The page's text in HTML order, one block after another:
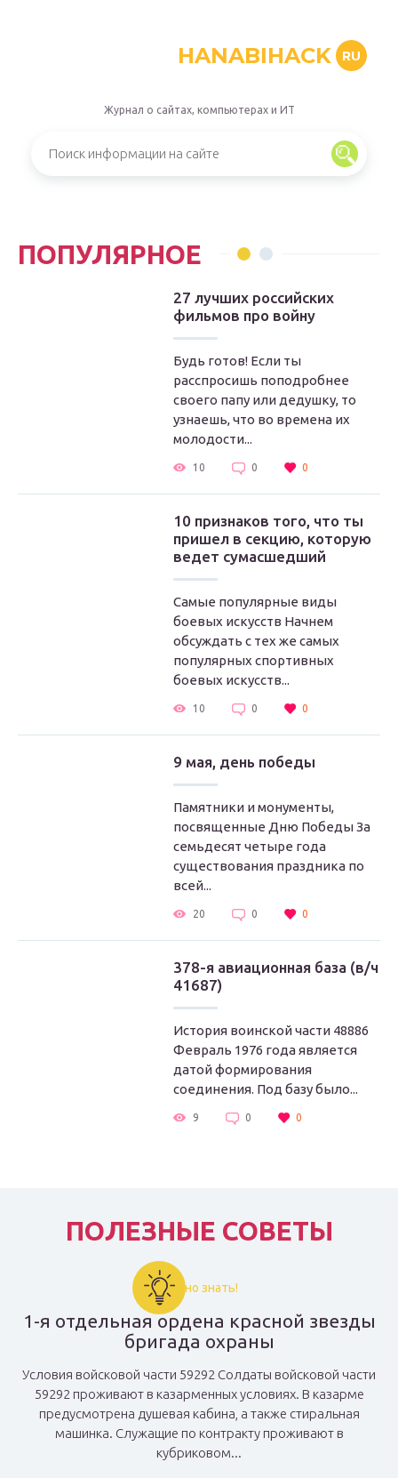
HANABIHACK RU
Журнал о сайтах, компьютерах и ИТ
ПОПУЛЯРНОЕ
27 лучших российских
фильмов про войну
Будь готов! Если ты
расспросишь поподробнее
своего папу или дедушку, то
узнаешь, что во времена их
молодости...
10 0 0
10 признаков того, что ты
пришел в секцию, которую
ведет сумасшедший
Самые популярные виды
боевых искусств Начнем
обсуждать с тех же самых
популярных спортивных
боевых искусств...
10 0 0
9 мая, день победы
Памятники и монументы,
посвященные Дню Победы За
семьдесят четыре года
существования праздника по
всей...
20 0 0
378-я авиационная база (в/ч
41687)
История воинской части 48886
Февраль 1976 года является
датой формирования
соединения. Под базу было...
9 0 0
ПОЛЕЗНЫЕ СОВЕТЫ
Важно знать!
1-я отдельная ордена красной звезды
бригада охраны
Условия войсковой части 59292 Солдаты войсковой части
59292 проживают в казарменных условиях. В казарме
предусмотрена душевая кабина, а также стиральная
машинка. Служащие по контракту проживают в
кубриковом...